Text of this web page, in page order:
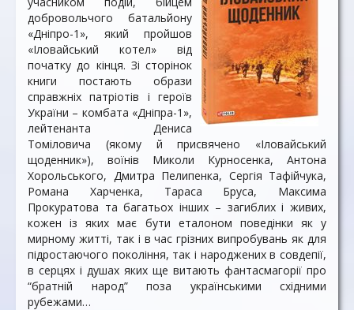
добровольчого батальйону
«Дніпро-1», який пройшов
«Іловайський котел» від
початку до кінця. Зі сторінок
книги постають образи
справжніх патріотів і героїв
України – комбата «Дніпра-1»,
лейтенанта Дениса
Томіловича (якому й присвячено «Іловайський
щоденник»), воїнів Миколи Курносенка, Антона
Хорольського, Дмитра Пелипенка, Сергія Тафійчука,
Романа Харченка, Тараса Бруса, Максима
Прокуратова та багатьох інших – загиблих і живих,
кожен із яких має бути еталоном поведінки як у
мирному житті, так і в час грізних випробувань як для
підростаючого покоління, так і народжених в совдепії,
в серцях і душах яких ще витають фантасмагорії про
“братній народ” поза українськими східними
рубежами…